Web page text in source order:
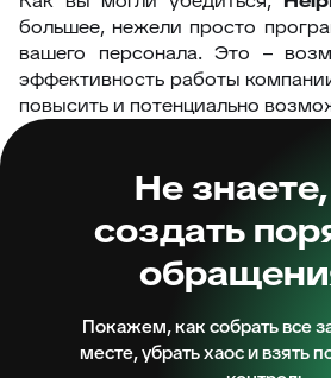
большее, нежели просто
вашего персонала. Это –
эффективность работы
повысить и потенциально
Не
создать
Покажем, как собрать все
месте, убрать хаос и взять